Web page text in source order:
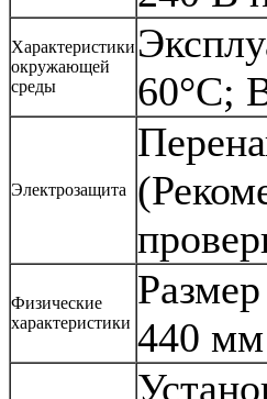
Характеристики
окружающей
среды
60°C;
Электрозащита
Физические
характеристики 440